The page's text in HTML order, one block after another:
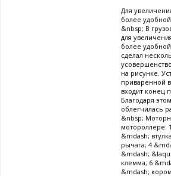
Для
более
&nbsp; В
для
более
сделал
на рисунке.
приваренной
входит конец
Благодаря
облегчилась
&nbsp;
мотороллере:
&mdash;
рычага; 4
&mdash;
клемма; 6
&mdash;